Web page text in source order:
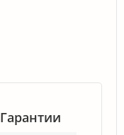
Гарантии